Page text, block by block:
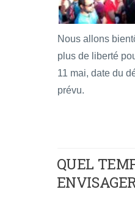
Nous allons
plus de liberté
11 mai, date du
prévu.
QUEL